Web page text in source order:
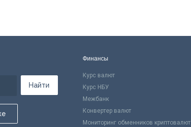
Найти
Финансы
Курс валют
Курс НБУ
Межбанк
Конвертер валют
Мониторинг обменников криптовалют